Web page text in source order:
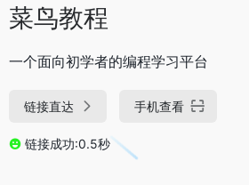
菜鸟教程
一个面向初学者的编程学习平台
链接直达 手机查看
链接成功:0.5秒